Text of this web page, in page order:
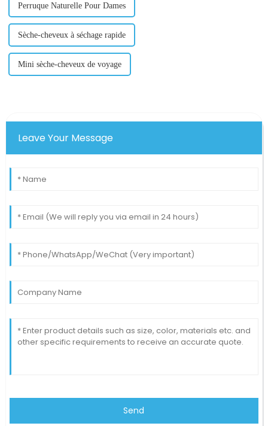
Perruque Naturelle Pour Dames
Sèche-cheveux à séchage rapide
Mini sèche-cheveux de voyage
Leave Your Message
Send